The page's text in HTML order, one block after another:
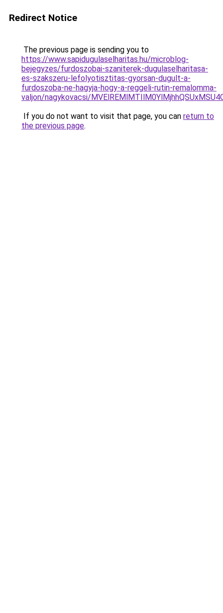
Redirect Notice
The previous page is sending you to
https://www.sapidugulaselharitas.hu/microblog-
bejegyzes/furdoszobai-szaniterek-dugulaselharitasa-
es-szakszeru-lefolyotisztitas-gyorsan-dugult-a-
furdoszoba-ne-hagyja-hogy-a-reggeli-rutin-remalomma-
valjon/nagykovacsi/
If you do not want to visit that page, you can return to
the previous page.